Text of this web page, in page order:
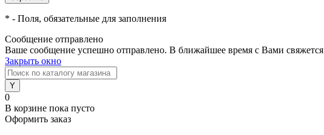
* - Поля, обязательные для заполнения
Сообщение отправлено
Ваше сообщение успешно отправлено. В ближайшее время с Вами
Закрыть окно
0
В корзине пока пусто
Оформить заказ